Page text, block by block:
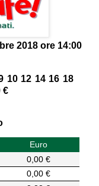
2018 ore 14:00
10 12 14 16 18
€
Euro
0,00 €
0,00 €